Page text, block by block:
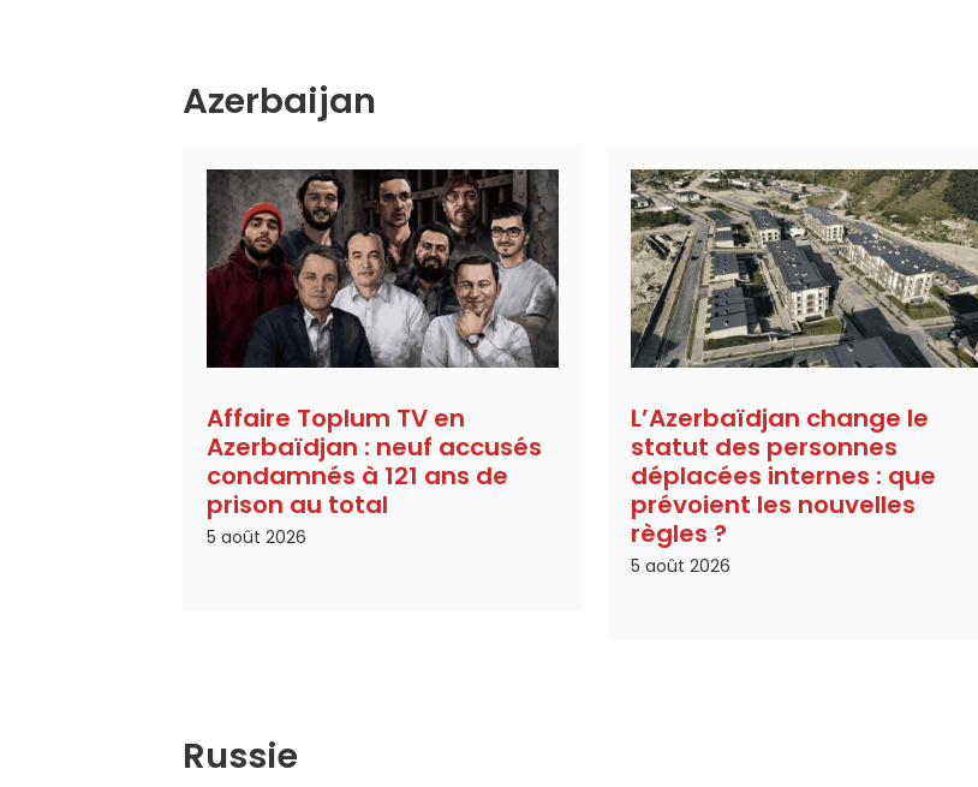
Azerbaijan
Affaire Toplum TV en
Azerbaïdjan : neuf accusés
condamnés à 121 ans de
prison au total
5 août 2026
L’Azerbaïdjan change le
statut des personnes
déplacées internes : que
prévoient les nouvelles
règles ?
5 août 2026
Russie